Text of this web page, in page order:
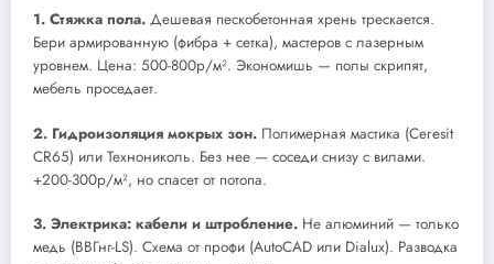
1. Стяжка пола. Дешевая пескобетонная хрень трескается.
Бери армированную (фибра + сетка), мастеров с лазерным
уровнем. Цена: 500-800р/м². Экономишь — полы скрипят,
мебель проседает.
2. Гидроизоляция мокрых зон. Полимерная мастика (Ceresit
CR65) или Технониколь. Без нее — соседи снизу с вилами.
+200-300р/м², но спасет от потопа.
3. Электрика: кабели и штробление. Не алюминий — только
медь (ВВГнг-LS). Схема от профи (AutoCAD или Dialux). Разводка